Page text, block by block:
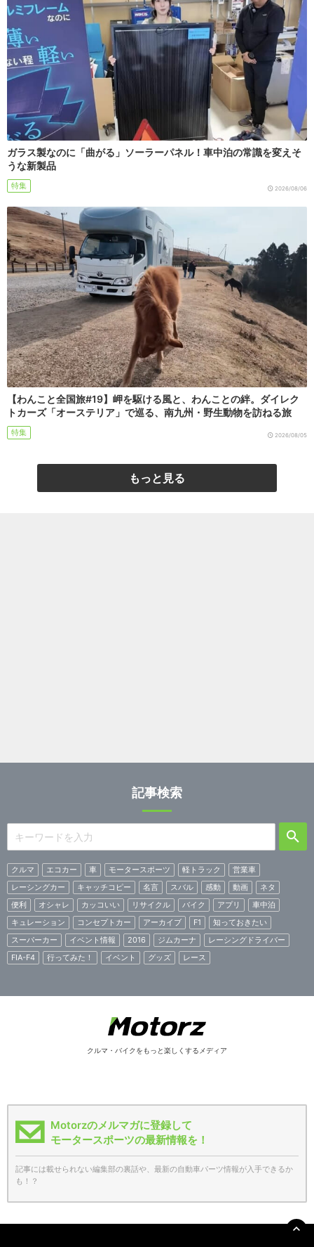
ガラス製なのに「曲がる」ソーラーパネル！車中泊の常識を変えそ
うな新製品
特集 2026/08/06
【わんこと全国旅#19】岬を駆ける風と、わんことの絆。ダイレク
トカーズ「オーステリア」で巡る、南九州・野生動物を訪ねる旅
特集 2026/08/05
もっと見る
記事検索
クルマ エコカー 車 モータースポーツ 軽トラック
営業車
レーシングカー
キャッチコピー 名言 スバル 感動 動画
ネタ
便利
オシャレ カッコいい リサイクル バイク アプリ
車中泊
キュレーション
コンセプトカー アーカイブ F1
知っておきたい
スーパーカー
イベント情報 2016 ジムカーナ
レーシングドライバー
FIA-F4
行ってみた！ イベント グッズ レース
クルマ・バイクをもっと楽しくするメディア
Motorzのメルマガに登録して
モータースポーツの最新情報を！
記事には載せられない編集部の裏話や、最新の自動車パーツ情報が入手できるか
も！？